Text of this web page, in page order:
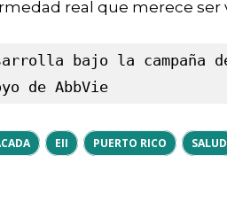
real que merece ser
bajo la campaña
de AbbVie
EII PUERTO RICO SALUD